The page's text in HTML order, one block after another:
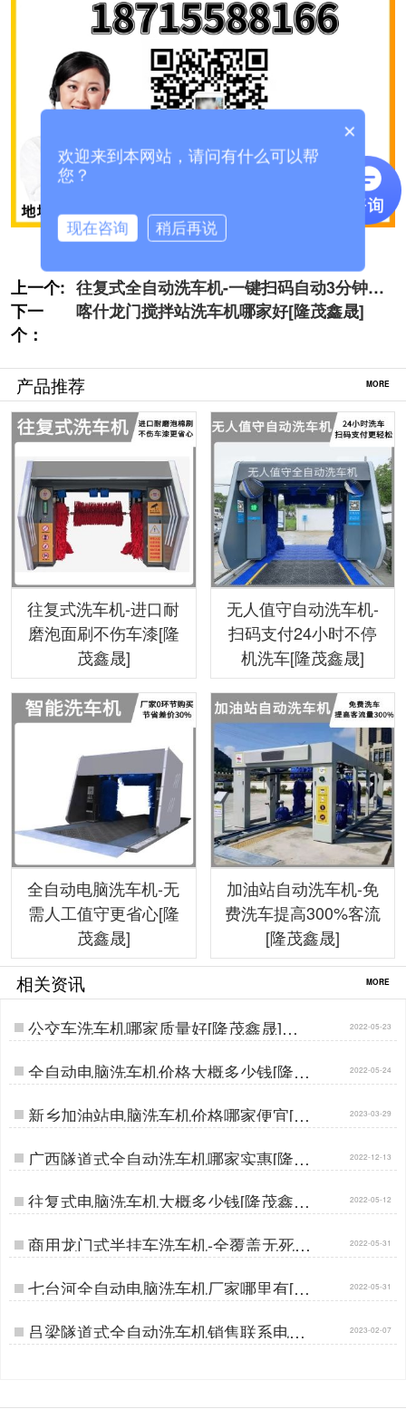
上一个: 往复式全自动洗车机-一键扫码自动3分钟洁
净[隆茂鑫晟]
下一
个：
喀什龙门搅拌站洗车机哪家好[隆茂鑫晟]
产品推荐 MORE
往复式洗车机-进口耐
磨泡面刷不伤车漆[隆
茂鑫晟]
无人值守自动洗车机-
扫码支付24小时不停
机洗车[隆茂鑫晟]
全自动电脑洗车机-无
需人工值守更省心[隆
茂鑫晟]
加油站自动洗车机-免
费洗车提高300%客流
[隆茂鑫晟]
相关资讯 MORE
公交车洗车机哪家质量好[隆茂鑫晟]… 2022-05-23
全自动电脑洗车机价格大概多少钱[隆茂
鑫晟]…
2022-05-24
新乡加油站电脑洗车机价格哪家便宜[隆
茂鑫晟]…
2023-03-29
广西隧道式全自动洗车机哪家实惠[隆茂
鑫晟]…
2022-12-13
往复式电脑洗车机大概多少钱[隆茂鑫晟]
…
2022-05-12
商用龙门式半挂车洗车机-全覆盖无死角
清洗[隆茂鑫晟]…
2022-05-31
七台河全自动电脑洗车机厂家哪里有[隆
茂鑫晟]…
2022-05-31
吕梁隧道式全自动洗车机销售联系电话
[隆茂鑫晟]…
2023-02-07
×
欢迎来到本网站，请问有什么可以帮
您？
现在咨询 稍后再说